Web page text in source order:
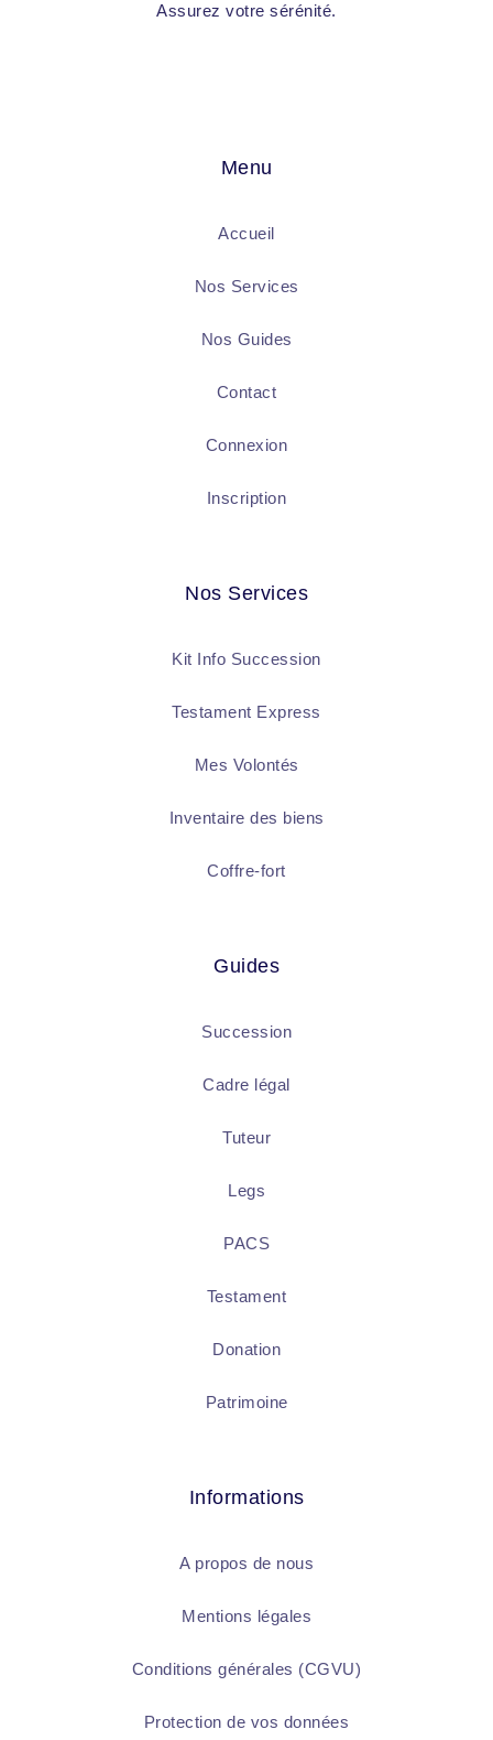
Assurez votre sérénité.
Menu
Accueil
Nos Services
Nos Guides
Contact
Connexion
Inscription
Nos Services
Kit Info Succession
Testament Express
Mes Volontés
Inventaire des biens
Coffre-fort
Guides
Succession
Cadre légal
Tuteur
Legs
PACS
Testament
Donation
Patrimoine
Informations
A propos de nous
Mentions légales
Conditions générales (CGVU)
Protection de vos données